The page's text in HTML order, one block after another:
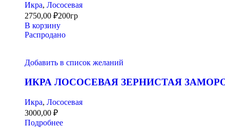
Икра, Лососевая
2750,00 ₽200гр
В корзину
Распродано
Добавить в список желаний
ИКРА ЛОСОСЕВАЯ ЗЕРНИСТАЯ
Икра, Лососевая
3000,00 ₽
Подробнее